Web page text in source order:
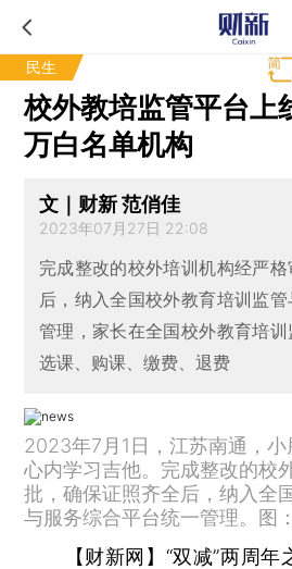
民生
校外教培监管平台上
万白名单机构
文｜财新 范俏佳
2023年07月27日 22:08
完成整改的校外培训机构经严
后，纳入全国校外教育培训监
管理，家长在全国校外教育培
选课、购课、缴费、退费
2023年7月1日，江苏南通，
心内学习吉他。完成整改的校
批，确保证照齐全后，纳入全
与服务综合平台统一管理。图
【财新网】 “双减”两周